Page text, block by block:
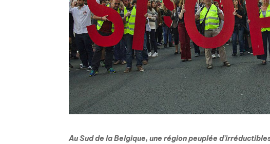
Au Sud de la Belgique, une région peuplée